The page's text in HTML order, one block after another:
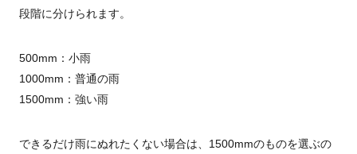
段階に分けられます。
500mm：小雨
1000mm：普通の雨
1500mm：強い雨
できるだけ雨にぬれたくない場合は、1500mmのものを選ぶの